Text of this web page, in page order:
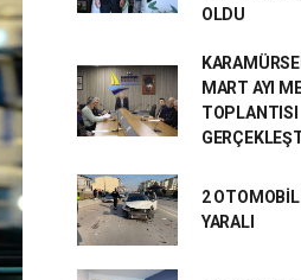
OLDU
MART AYI
TOPLANTISI
2
YARALI